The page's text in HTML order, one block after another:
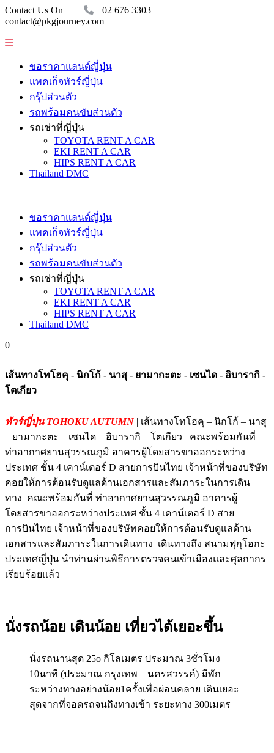
Contact Us On
02 676 3303
contact@pkgjourney.com
ขอราคาแลนด์ญี่ปุ่น
แพคเก็จทัวร์ญี่ปุ่น
กรุ๊ปส่วนตัว
รถพร้อมคนขับส่วนตัว
รถเช่าที่ญี่ปุ่น
TOYOTA RENT A CAR
EKI RENT A CAR
HIPS RENT A CAR
Thailand DMC
ขอราคาแลนด์ญี่ปุ่น
แพคเก็จทัวร์ญี่ปุ่น
กรุ๊ปส่วนตัว
รถพร้อมคนขับส่วนตัว
รถเช่าที่ญี่ปุ่น
TOYOTA RENT A CAR
EKI RENT A CAR
HIPS RENT A CAR
Thailand DMC
0
เส้นทางโทโฮคุ - นิกโก้ - นาสุ - ยามากะตะ - เซนได - อิบารากิ -
โตเกียว
ทัวร์ญี่ปุ่น TOHOKU AUTUMN | เส้นทางโทโฮคุ – นิกโก้ – นาสุ
– ยามากะตะ – เซนได – อิบารากิ – โตเกียว คณะพร้อมกันที่
ท่าอากาศยานสุวรรณภูมิ อาคารผู้โดยสารขาออกระหว่าง
ประเทศ ชั้น 4 เคาน์เตอร์ D สายการบินไทย เจ้าหน้าที่ของบริษัท
คอยให้การต้อนรับดูแลด้านเอกสารและสัมภาระในการเดิน
ทาง คณะพร้อมกันที่ ท่าอากาศยานสุวรรณภูมิ อาคารผู้
โดยสารขาออกระหว่างประเทศ ชั้น 4 เคาน์เตอร์ D สาย
การบินไทย เจ้าหน้าที่ของบริษัทคอยให้การต้อนรับดูแลด้าน
เอกสารและสัมภาระในการเดินทาง เดินทางถึง สนามฟุกุโอกะ
ประเทศญี่ปุ่น นำท่านผ่านพิธีการตรวจคนเข้าเมืองและศุลกากร
เรียบร้อยแล้ว
นั่งรถน้อย เดินน้อย เที่ยวได้เยอะขึ้น
นั่งรถนานสุด 25o กิโลเมตร ประมาณ 3ชั่วโมง
10นาที (ประมาณ กรุงเทพ – นครสวรรค์) มีพัก
ระหว่างทางอย่างน้อย1ครั้งเพื่อผ่อนคลาย เดินเยอะ
สุดจากที่จอดรถจนถึงทางเข้า ระยะทาง 300เมตร